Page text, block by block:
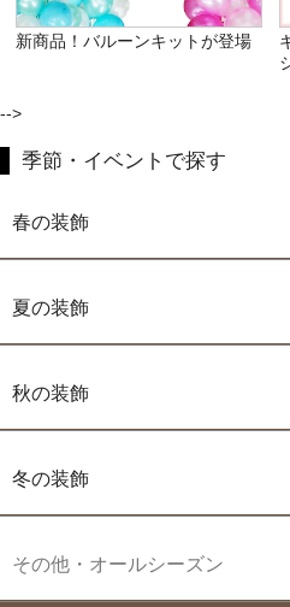
新商品！バルーンキットが登場
-->
季節・イベントで探す
春の装飾
夏の装飾
秋の装飾
冬の装飾
その他・オールシーズン